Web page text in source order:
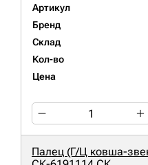
Артикул
Бренд
Склад
Кол-во
Цена
Палец (Г/Ц ковша-